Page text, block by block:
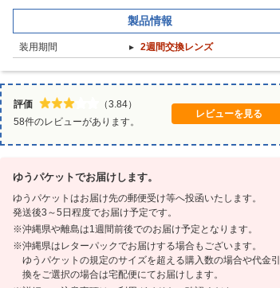
製品情報
装用期間 2週間交換レンズ
評価
（3.84）
58件のレビューがあります。
レビューを見る
ゆうパケットでお届けします。
ゆうパケットはお届け先の郵便受け等へ投函いたします。
発送後3～5日程度でお届け予定です。
沖縄県や離島は1週間前後でのお届け予定となります。
沖縄県はレターパックでお届けする場合もございます。
ゆうパケットの規定のサイズを超える購入数の場合や代金引
換をご選択の場合は宅配便にてお届けします。